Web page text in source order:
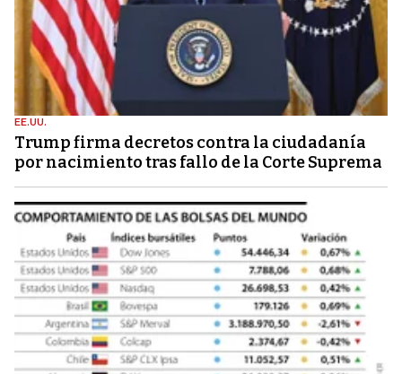
EE.UU.
Trump firma decretos contra la ciudadanía
por nacimiento tras fallo de la Corte Suprema